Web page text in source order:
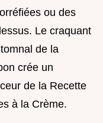
ou des
Le craquant
de la
crée un
de la Recette
à la Crème.